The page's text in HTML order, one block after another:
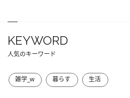
KEYWORD
人気のキーワード
雑学_w 暮らす 生活